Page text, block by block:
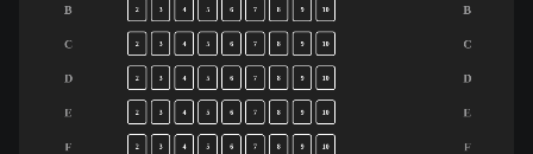
B
C
D
E
F
B
C
D
E
F
2 3 4 5 6 7 8 9 10
2 3 4 5 6 7 8 9 10
2 3 4 5 6 7 8 9 10
2 3 4 5 6 7 8 9 10
2 3 4 5 6 7 8 9 10